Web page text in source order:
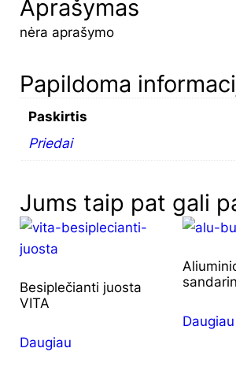
Aprašymas
nėra aprašymo
Papildoma
Paskirtis
Priedai
Jums taip pat gali
Besiplečianti juosta
VITA
Daugiau
Daugiau